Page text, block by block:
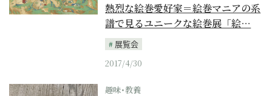
熱烈な絵巻愛好家＝絵巻マニアの系
譜で見るユニークな絵巻展「絵…
展覧会
2017/4/30
趣味･教養